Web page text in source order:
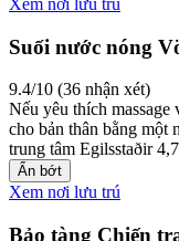
Xem nơi lưu trú
Suối nước nóng
9.4/10 (36 nhận xét)
Nếu yêu thích
cho bản thân bằng một
trung tâm Egilsstaðir
Ẩn bớt
Xem nơi lưu trú
Bảo tàng Chiến